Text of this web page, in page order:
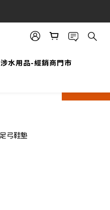
涉水用品-經銷商門市
prev next